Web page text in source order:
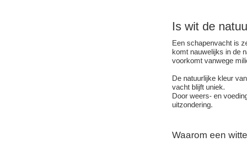
Is wit de
Een schapenvacht is
komt nauwelijks in de
voorkomt vanwege
De natuurlijke kleur
vacht blijft uniek.
Door weers- en
uitzondering.
Waarom een